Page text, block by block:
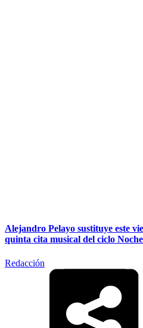
Alejandro Pelayo sustituye este
quinta cita musical del ciclo
Redacción